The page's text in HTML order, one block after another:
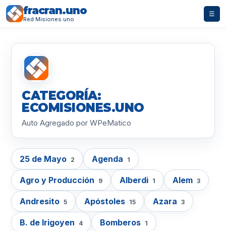
fracran.uno
Red Misiones.uno
☰
CATEGORÍA:
ECOMISIONES.UNO
Auto Agregado por WPeMatico
25 de Mayo 2 Agenda 1
Agro y Producción 9 Alberdi 1 Alem 3
Andresito 5 Apóstoles 15 Azara 3
B. de Irigoyen 4 Bomberos 1